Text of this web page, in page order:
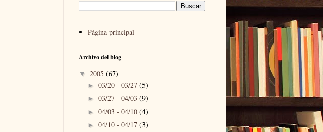
Página principal
Archivo del blog
▼ 2005 (67)
► 03/20 - 03/27 (5)
► 03/27 - 04/03 (9)
► 04/03 - 04/10 (4)
► 04/10 - 04/17 (3)